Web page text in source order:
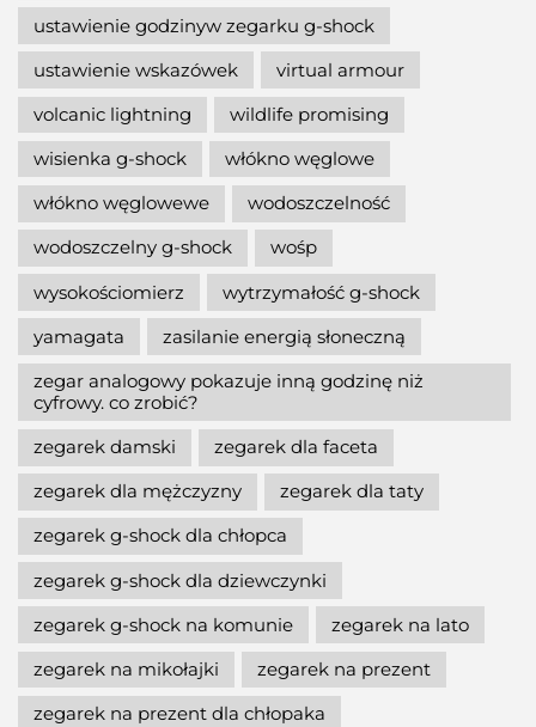
ustawienie godzinyw zegarku g-shock
ustawienie wskazówek
virtual armour
volcanic lightning
wildlife promising
wisienka g-shock
włókno węglowe
włókno węglowewe
wodoszczelność
wodoszczelny g-shock
wośp
wysokościomierz
wytrzymałość g-shock
yamagata
zasilanie energią słoneczną
zegar analogowy pokazuje inną godzinę niż
cyfrowy. co zrobić?
zegarek damski
zegarek dla faceta
zegarek dla mężczyzny
zegarek dla taty
zegarek g-shock dla chłopca
zegarek g-shock dla dziewczynki
zegarek g-shock na komunie
zegarek na lato
zegarek na mikołajki
zegarek na prezent
zegarek na prezent dla chłopaka